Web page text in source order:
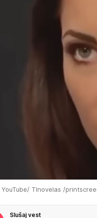
YouTube/ Tlnovelas /
Slušaj vest